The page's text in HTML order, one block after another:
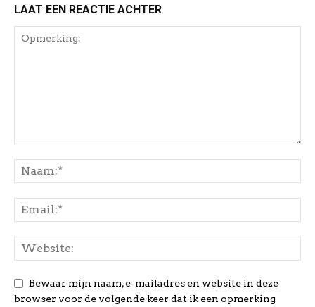
LAAT EEN REACTIE ACHTER
Bewaar mijn naam, e-mailadres en website in deze
browser voor de volgende keer dat ik een opmerking